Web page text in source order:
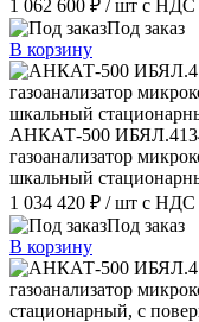
1 062 600 ₽ / шт с НДС
Под заказ
В корзину
АНКАТ-500
газоанализатор
шкальный
1 034 420 ₽ / шт с НДС
Под заказ
В корзину